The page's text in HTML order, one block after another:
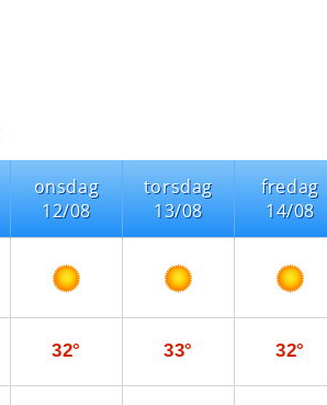
onsdag
12/08
torsdag
13/08
fredag
14/08
32° 33° 32°